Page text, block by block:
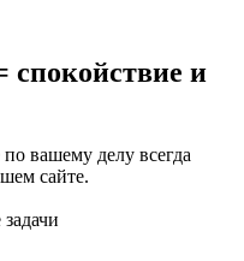
спокойствие и
вашему делу всегда
сайте.